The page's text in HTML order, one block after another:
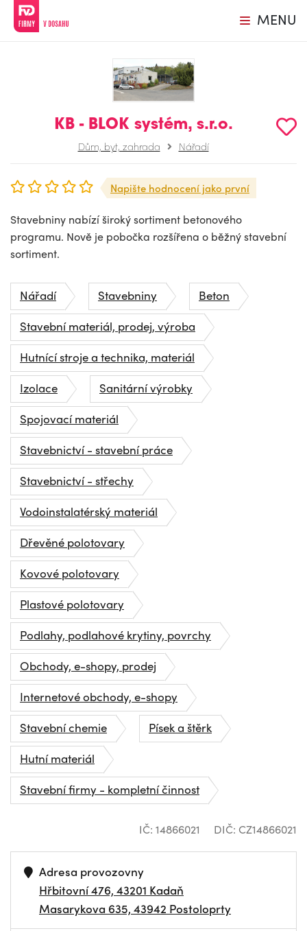
MENU
KB - BLOK systém, s.r.o.
Dům, byt, zahrada Nářadí
Napište hodnocení jako první
Stavebniny nabízí široký sortiment betonového
programu. Nově je pobočka rozšířena o běžný stavební
sortiment.
Nářadí Stavebniny
Beton
Stavební materiál, prodej, výroba
Hutnící stroje a technika, materiál
Izolace
Sanitární výrobky
Spojovací materiál
Stavebnictví - stavební práce
Stavebnictví - střechy
Vodoinstalatérský materiál
Dřevěné polotovary
Kovové polotovary
Plastové polotovary
Podlahy, podlahové krytiny, povrchy
Obchody, e-shopy, prodej
Internetové obchody, e-shopy
Stavební chemie
Písek a štěrk
Hutní materiál
Stavební firmy - kompletní činnost
IČ: 14866021 DIČ: CZ14866021
Adresa provozovny
Hřbitovní 476, 43201 Kadaň
Masarykova 635, 43942 Postoloprty